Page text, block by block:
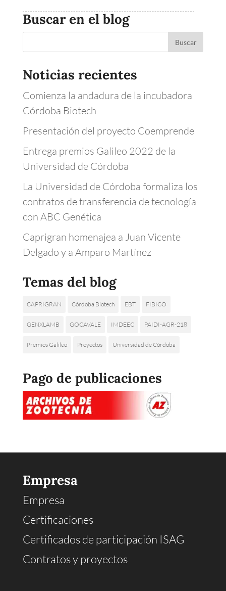
Buscar en el blog
Noticias recientes
Comienza la andadura de la incubadora
Córdoba Biotech
Presentación del proyecto Coemprende
Entrega premios Galileo 2022 de la
Universidad de Córdoba
La Universidad de Córdoba formaliza los
contratos de transferencia de tecnología
con ABC Genética
Caprigran homenajea a Juan Vicente
Delgado y a Amparo Martínez
Temas del blog
CAPRIGRAN Córdoba Biotech EBT FIBICO
GENXLAMB GOCAVALE IMDEEC PAIDI-AGR-218
Premios Galileo Proyectos Universidad de Córdoba
Pago de publicaciones
Empresa
Empresa
Certificaciones
Certificados de participación ISAG
Contratos y proyectos